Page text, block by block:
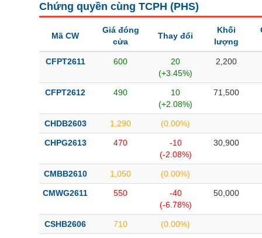
Chứng quyền cùng TCPH (PHS)
Mã CW
Giá đóng
cửa
Thay đổi
Khối
lượng
CFPT2611 600
20
(+3.45%)
2,200
CFPT2612 490
10
(+2.08%)
71,500
CHDB2603 1,290 (0.00%)
CHPG2613 470
-10
(-2.08%)
30,900
CMBB2610 1,050 (0.00%)
CMWG2611 550
-40
(-6.78%)
50,000
CSHB2606 710 (0.00%)